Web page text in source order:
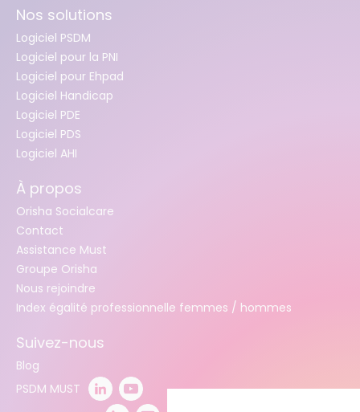
Nos solutions
Logiciel PSDM
Logiciel pour la PNI
Logiciel pour Ehpad
Logiciel Handicap
Logiciel PDE
Logiciel PDS
Logiciel AHI
À propos
Orisha Socialcare
Contact
Assistance Must
Groupe Orisha
Nous rejoindre
Index égalité professionnelle femmes / hommes
Suivez-nous
Blog
PSDM MUST